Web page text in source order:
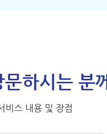
하시는 분께
비스 내용 및 장점